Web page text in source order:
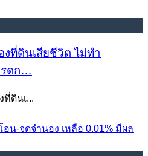
ที่ดินเสียชีวิต ไม่ทำ
รดก…
ดินเ...